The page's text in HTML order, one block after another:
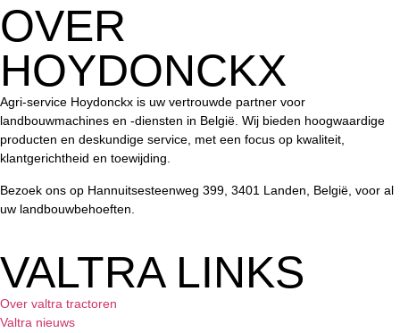
OVER
HOYDONCKX
Agri-service Hoydonckx is uw vertrouwde partner voor
landbouwmachines en -diensten in België. Wij bieden hoogwaardige
producten en deskundige service, met een focus op kwaliteit,
klantgerichtheid en toewijding.
Bezoek ons op Hannuitsesteenweg 399, 3401 Landen, België, voor al
uw landbouwbehoeften.
VALTRA LINKS
Over valtra tractoren
Valtra nieuws